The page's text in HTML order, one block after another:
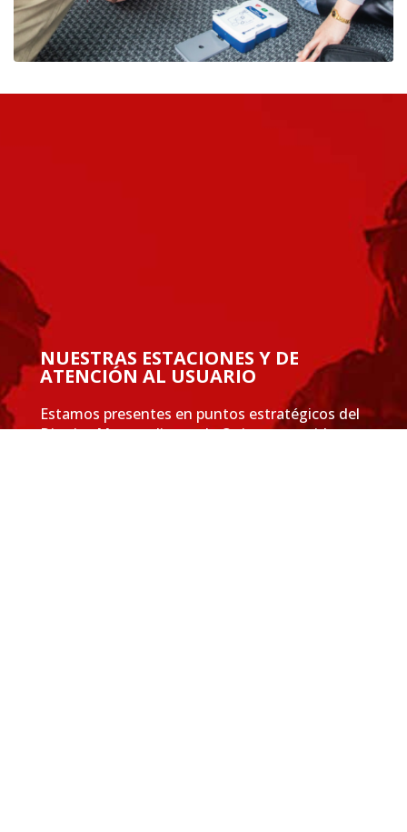
NUESTRAS ESTACIONES Y DE
ATENCIÓN AL USUARIO
Estamos presentes en puntos estratégicos del
Distrito Metropolitano de Quito para cuidar